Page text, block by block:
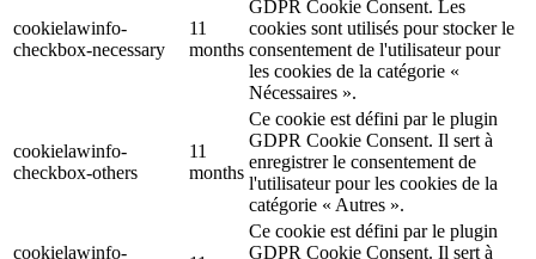
cookielawinfo-
checkbox-necessary
11
months
GDPR Cookie Consent. Les
cookies sont utilisés pour stocker le
consentement de l'utilisateur pour
les cookies de la catégorie «
Nécessaires ».
cookielawinfo-
checkbox-others
11
months
Ce cookie est défini par le plugin
GDPR Cookie Consent. Il sert à
enregistrer le consentement de
l'utilisateur pour les cookies de la
catégorie « Autres ».
cookielawinfo-
Ce cookie est défini par le plugin
GDPR Cookie Consent. Il sert à